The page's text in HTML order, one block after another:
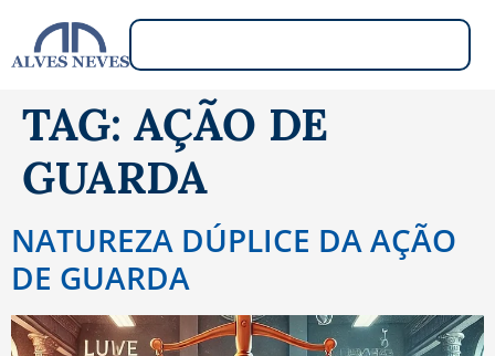
TAG: AÇÃO DE
GUARDA
NATUREZA DÚPLICE DA AÇÃO
DE GUARDA